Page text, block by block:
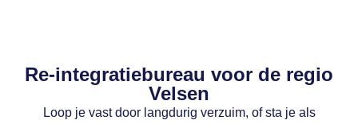
Re-integratiebureau voor de regio
Velsen
Loop je vast door langdurig verzuim, of sta je als